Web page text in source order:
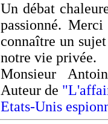
Un débat
passionné.
connaître un
notre vie privée.
Monsieur
Auteur de
Etats-Unis